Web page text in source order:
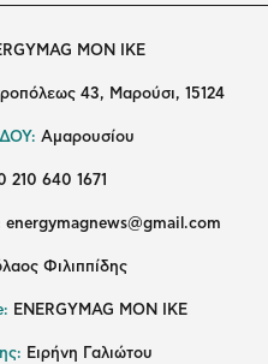
MON IKE
43, Μαρούσι, 15124
ΔΟΥ: Αμαρουσίου
210 640 1671
energymagnews@gmail.com
Φιλιππίδης
ENERGYMAG ΜΟΝ ΙΚΕ
Ειρήνη Γαλιώτου